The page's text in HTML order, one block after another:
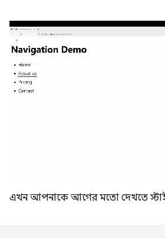
এখন আপনাকে আগের মতো দেখতে